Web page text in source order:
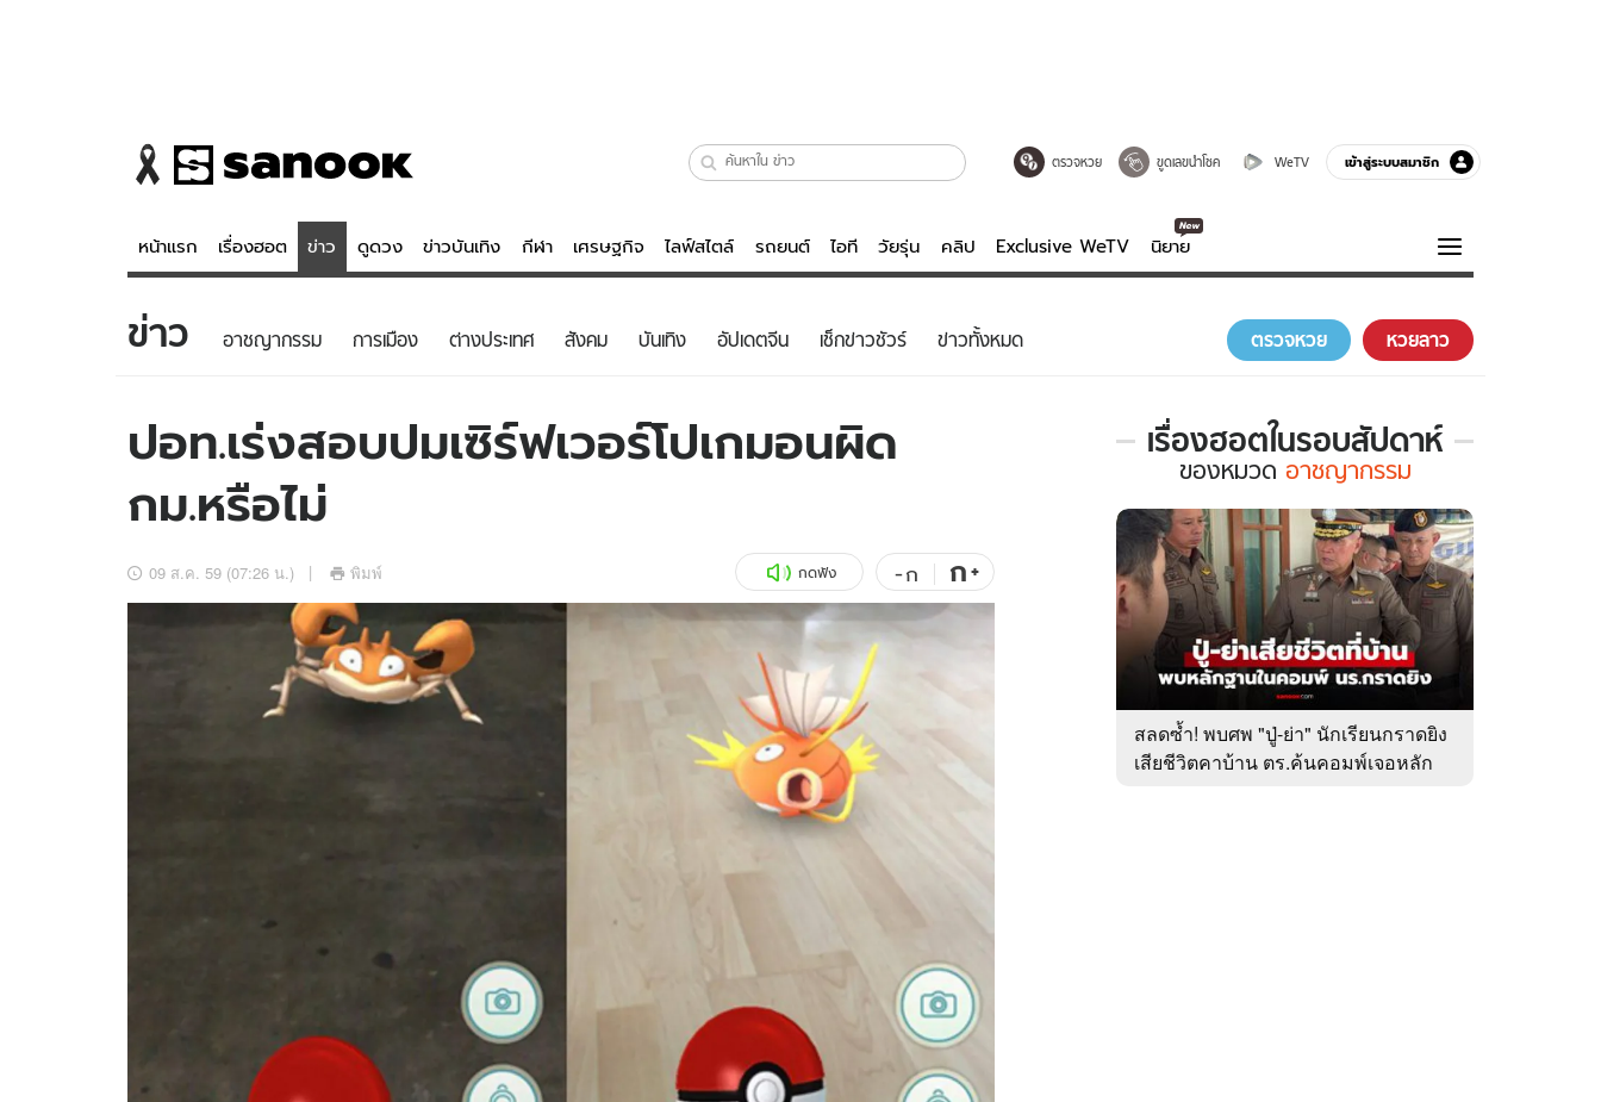
ตรวจหวย ขูดเลขนำโชค WeTV เข้าสู่ระบบสมาชิก
หน้าแรก เรื่องฮอต ข่าว ดูดวง ข่าวบันเทิง กีฬา เศรษฐกิจ ไลฟ์สไตล์ รถยนต์ ไอที วัยรุ่น คลิป Exclusive WeTV นิยาย
ข่าว
ข่าวบันเทิง
ข่าวกีฬา
ข่าวเศรษฐกิจ
อัปเดตจีน
เช็กข่าวชัวร์
ดูดวง - ตรวจหวย
สถิติหวยไทย
ไลฟ์สไตล์
วัยรุ่น
สุขภาพ
เที่ยว-กิน
Tasteful Thailand
Sanook Choice
บันเทิงครบรส
ดูทีวี
WeTV
ความรู้รอบตัว
ฮาวทู
ติดตามสนุกโซเชียลได้ที่
ข่าว อาชญากรรม การเมือง ต่างประเทศ สังคม บันเทิง อัปเดตจีน เช็กข่าวชัวร์ ข่าวทั้งหมด ตรวจหวย หวยลาว
ปอท.เร่งสอบปมเซิร์ฟเวอร์โปเกมอนผิด
กม.หรือไม่
09 ส.ค. 59 (07:26 น.) พิมพ์ กดฟัง -ก ก+
เรื่องฮอตในรอบสัปดาห์
เรื่อง
ใน
รอบ
สัปดาห์
ของ
หมวด
อาชญากรรม
ของหมวด อาชญากรรม
สลดซ้ำ! พบศพ "ปู่-ย่า" นักเรียนกราดยิง
เสียชีวิตคาบ้าน ตร.ค้นคอมพ์เจอหลัก